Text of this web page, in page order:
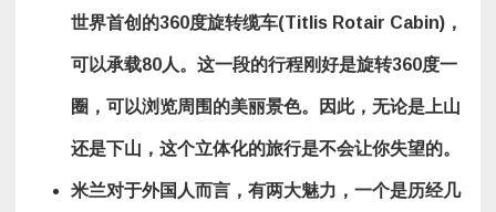
世界首创的360度旋转缆车(Titlis Rotair Cabin) ，
可以承载80人。这一段的行程刚好是旋转360度一
圈，可以浏览周围的美丽景色。因此，无论是上山
还是下山，这个立体化的旅行是不会让你失望的。
米兰对于外国人而言，有两大魅力，一个是历经几